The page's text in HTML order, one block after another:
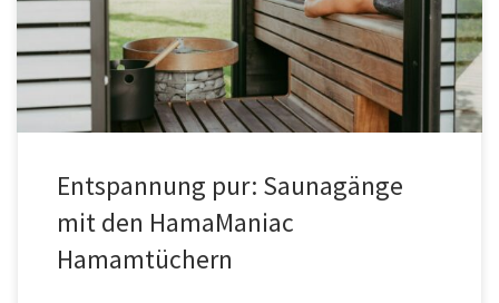
nachgedacht? Hier kommen die HamaManiac Hamamtücher ins
Spiel, die dein Saunaerlebnis auf […]
Entspannung pur: Saunagänge
mit den HamaManiac
Hamamtüchern